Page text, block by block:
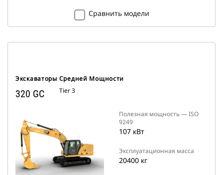
Сравнить модели
Экскаваторы Средней Мощности
320 GC Tier 3
Полезная мощность — ISO
9249
107 кВт
Эксплуатационная масса
20400 кг